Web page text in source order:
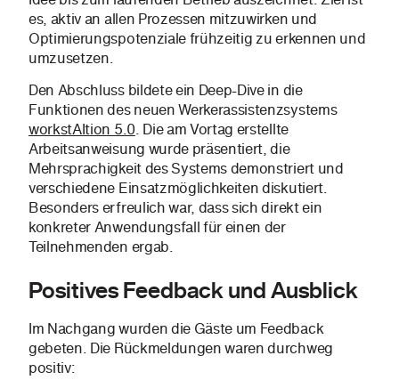
es, aktiv an allen Prozessen mitzuwirken und
Optimierungspotenziale frühzeitig zu erkennen und
umzusetzen.
Den Abschluss bildete ein Deep-Dive in die
Funktionen des neuen Werkerassistenzsystems
workstAItion 5.0. Die am Vortag erstellte
Arbeitsanweisung wurde präsentiert, die
Mehrsprachigkeit des Systems demonstriert und
verschiedene Einsatzmöglichkeiten diskutiert.
Besonders erfreulich war, dass sich direkt ein
konkreter Anwendungsfall für einen der
Teilnehmenden ergab.
Positives Feedback und Ausblick
Im Nachgang wurden die Gäste um Feedback
gebeten. Die Rückmeldungen waren durchweg
positiv: